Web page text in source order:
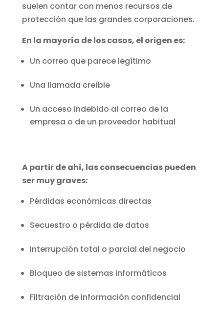
suelen contar con menos recursos de
protección que las grandes corporaciones.
En la mayoría de los casos, el origen es:
Un correo que parece legítimo
Una llamada creíble
Un acceso indebido al correo de la
empresa o de un proveedor habitual
A partir de ahí, las consecuencias pueden
ser muy graves:
Pérdidas económicas directas
Secuestro o pérdida de datos
Interrupción total o parcial del negocio
Bloqueo de sistemas informáticos
Filtración de información confidencial